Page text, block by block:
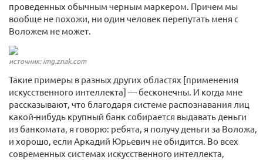
проведенных обычным черным маркером. Причем мы
вообще не похожи, ни один человек перепутать меня с
Воложем не может.
источник: img.znak.com
Такие примеры в разных других областях [применения
искусственного интеллекта] — бесконечны. И когда мне
рассказывают, что благодаря системе распознавания лиц
какой-нибудь крупный банк собирается выдавать деньги
из банкомата, я говорю: ребята, я получу деньги за Воложа,
и хорошо, если Аркадий Юрьевич не обидится. Во всех
современных системах искусственного интеллекта,